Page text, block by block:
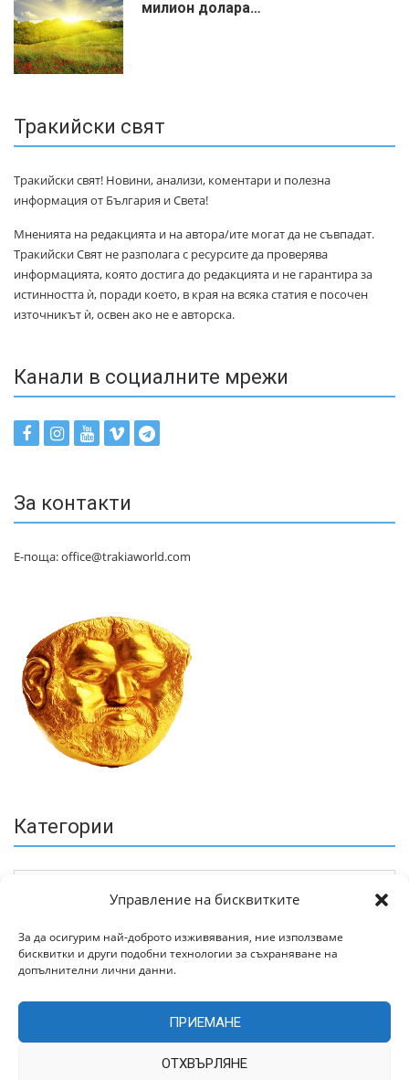
Управление на бисквитките
За да осигурим най-доброто изживявания, ние използваме
бисквитки и други подобни технологии за съхраняване на
допълнителни лични данни.
ПРИЕМАНЕ
ОТХВЪРЛЯНЕ
милиoн дoлapa…
Тракийски свят
Тракийски свят! Новини, анализи, коментари и полезна
информация от България и Света!
Мненията на редакцията и на автора/ите могат да не съвпадат.
Тракийски Свят не разполага с ресурсите да проверява
информацията, която достига до редакцията и не гарантира за
истинността ѝ, поради което, в края на всяка статия е посочен
източникът ѝ, освен ако не е авторска.
Канали в социалните мрежи
За контакти
Е-поща: office@trakiaworld.com
Категории
Архив